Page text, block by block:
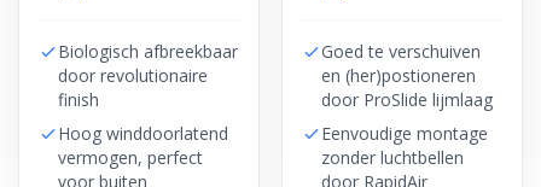
Biologisch afbreekbaar
door revolutionaire
finish
Hoog winddoorlatend
vermogen, perfect
voor buiten
Goed te verschuiven
en (her)postioneren
door ProSlide lijmlaag
Eenvoudige montage
zonder luchtbellen
door RapidAir